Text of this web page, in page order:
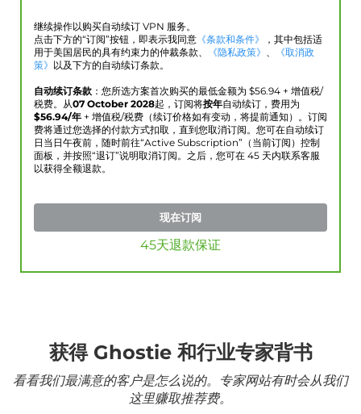
继续操作以购买自动续订 VPN 服务。
点击下方的“订阅”按钮，即表示我同意 《条款和条件》
，其中包括适
用于美国居民的具有约束力的仲裁条款、
《隐私政策》 、
《取消政
策》 以及下方的自动续订条款。
自动续订条款 ：您所选方案首次购买的最低金额为 $56.94 + 增值税/
税费。从07 October 2028起，订阅将按年自动续订，费用为
$56.94/年 + 增值税/税费（续订价格如有变动，将提前通知）。订阅
费将通过您选择的付款方式扣取，直到您取消订阅。您可在自动续订
日当日午夜前，随时前往“Active Subscription”（当前订阅）控制
面板，并按照“退订”说明取消订阅。之后，您可在 45 天内联系客服
以获得全额退款。
现在订阅
45天退款保证
获得 Ghostie 和行业专家背书
看看我们最满意的客户是怎么说的。专家网站有时会从我们
这里赚取推荐费。